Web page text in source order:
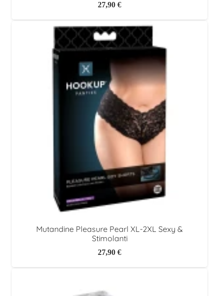
27,90 €
Mutandine Pleasure Pearl XL-2XL Sexy &
Stimolanti
27,90 €